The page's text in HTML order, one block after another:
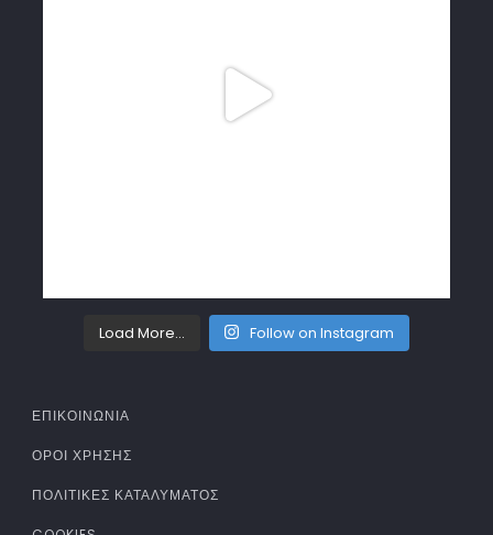
Load More... Follow on Instagram
ΕΠΙΚΟΙΝΩΝΙΑ
ΌΡΟΙ ΧΡΉΣΗΣ
ΠΟΛΙΤΙΚΈΣ ΚΑΤΑΛΎΜΑΤΟΣ